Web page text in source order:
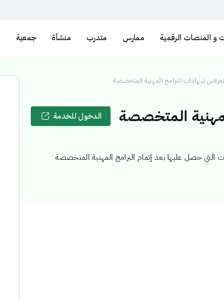
و المنصات الرقمية ممارس متدرب منشأة جمعية
شهادات البرامج المهنية المتخصصة
المتخصصة الدخول للخدمة
حصل عليها بعد إتمام البرامج المهنية المتخصصة